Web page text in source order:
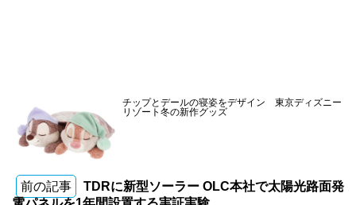
チップとデールの寝姿をデザイン 東京ディズニー
リゾート冬の新作グッズ
前の記事
TDRに新型ソーラー OLC本社で太陽光路面発